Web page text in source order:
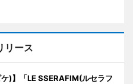
リース
)】「LE SSERAFIM(ルセラフ